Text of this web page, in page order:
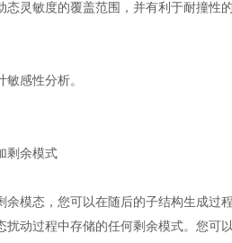
态灵敏度的覆盖范围，并有利于耐撞
感性分析。
剩余模式
余模态，您可以在随后的子结构生成
扰动过程中存储的任何剩余模式。您可